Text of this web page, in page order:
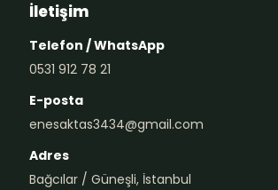
İletişim
Telefon / WhatsApp
0531 912 78 21
E-posta
enesaktas3434@gmail.com
Adres
Bağcılar / Güneşli, İstanbul